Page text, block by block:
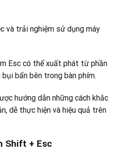
và trải nghiệm sử dụng máy
Esc có thể xuất phát từ phần
bẩn bên trong bàn phím.
hướng dẫn những cách khắc
dễ thực hiện và hiệu quả trên
Shift + Esc